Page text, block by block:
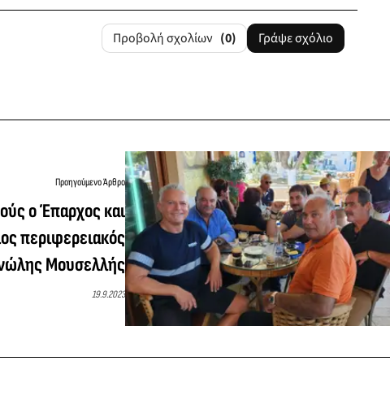
Προβολή σχολίων (0) Γράψε σχόλιο
Προηγούμενο Άρθρο
ο Έπαρχος και
περιφερειακός
Μουσελλής
19.9.2023